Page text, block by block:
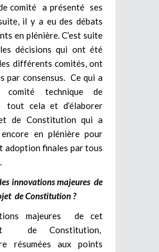
comité a présenté ses
il y a eu des débats
en plénière. C’est suite
décisions qui ont été
différents comités, ont
par consensus. Ce qui a
comité technique de
tout cela et d’élaborer
de Constitution qui a
en plénière pour
adoption finales par tous
innovations majeures de
de Constitution ?
majeures de cet
de Constitution,
résumées aux points